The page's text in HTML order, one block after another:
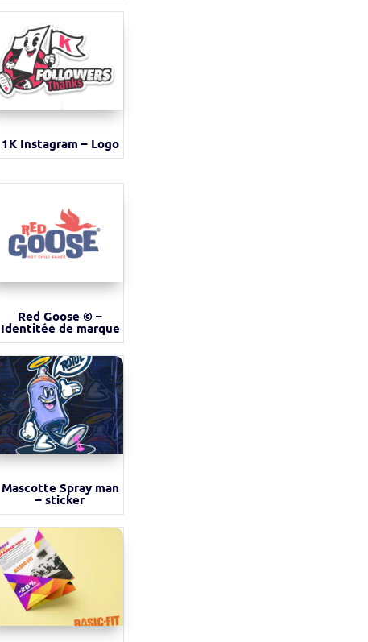
1K Instagram – Logo
Red Goose © –
Identitée de marque
Mascotte Spray man
– sticker